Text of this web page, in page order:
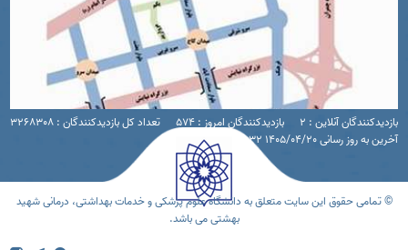
بازدیدکنندگان آنلاین : 2 بازدیدکنندگان امروز : 574
تعداد کل بازدیدکنندگان : 3268308
آخرین به روز رسانی 1405/04/20 16:32
© تمامی حقوق این سایت متعلق به دانشگاه علوم پزشکی و خدمات بهداشتی، درمانی شهید
بهشتی می باشد.